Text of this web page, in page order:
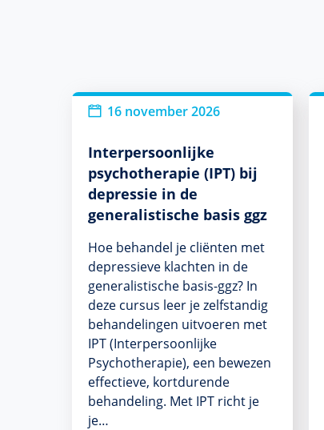
16 november 2026
Interpersoonlijke
psychotherapie (IPT) bij
depressie in de
generalistische basis ggz
Hoe behandel je cliënten met
depressieve klachten in de
generalistische basis-ggz? In
deze cursus leer je zelfstandig
behandelingen uitvoeren met
IPT (Interpersoonlijke
Psychotherapie), een bewezen
effectieve, kortdurende
behandeling. Met IPT richt je
je…